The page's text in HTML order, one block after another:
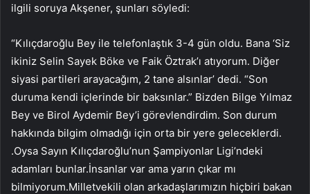
ilgili soruya Akşener, şunları söyledi:
“Kılıçdaroğlu Bey ile telefonlaştık 3-4 gün oldu. Bana ‘Siz
ikiniz Selin Sayek Böke ve Faik Öztrak’ı atıyorum. Diğer
siyasi partileri arayacağım, 2 tane alsınlar’ dedi. “Son
duruma kendi içlerinde bir baksınlar.” Bizden Bilge Yılmaz
Bey ve Birol Aydemir Bey’i görevlendirdim. Son durum
hakkında bilgim olmadığı için orta bir yere geleceklerdi.
.Oysa Sayın Kılıçdaroğlu’nun Şampiyonlar Ligi’ndeki
adamları bunlar.İnsanlar var ama yarın çıkar mı
bilmiyorum.Milletvekili olan arkadaşlarımızın hiçbiri bakan